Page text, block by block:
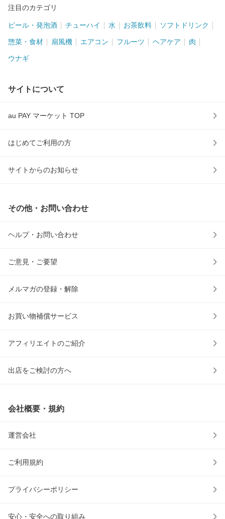
注目のカテゴリ
ビール・発泡酒 チューハイ 水 お茶飲料 ソフトドリンク
惣菜・食材 扇風機 エアコン フルーツ ヘアケア 肉
ウナギ
サイトについて
au PAY マーケット TOP
はじめてご利用の方
サイトからのお知らせ
その他・お問い合わせ
ヘルプ・お問い合わせ
ご意見・ご要望
メルマガの登録・解除
お買い物補償サービス
アフィリエイトのご紹介
出店をご検討の方へ
会社概要・規約
運営会社
ご利用規約
プライバシーポリシー
安心・安全への取り組み